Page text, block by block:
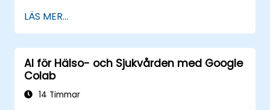
LÄS MER...
AI för Hälso- och Sjukvården med Google
Colab
14 Timmar